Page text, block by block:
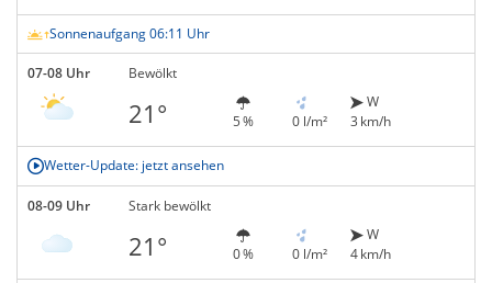
Sonnenaufgang 06:11 Uhr
07-08 Uhr Bewölkt
21° 5 % 0 l/m²
W
3 km/h
Wetter-Update: jetzt ansehen
08-09 Uhr Stark bewölkt
21° 0 % 0 l/m²
W
4 km/h